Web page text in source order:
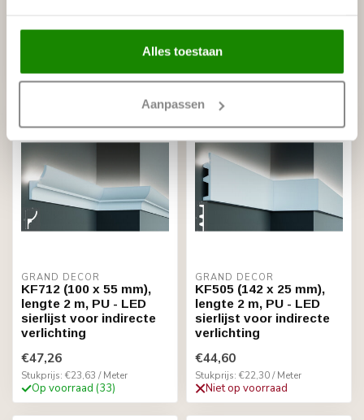
Alles toestaan
Aanpassen
Niet op voorraad
€39,20
Op voorraad (31)
GRAND DECOR
KF712 (100 x 55 mm),
lengte 2 m, PU - LED
sierlijst voor indirecte
verlichting
€47,26
Stukprijs: €23,63 / Meter
Op voorraad (33)
GRAND DECOR
KF505 (142 x 25 mm),
lengte 2 m, PU - LED
sierlijst voor indirecte
verlichting
€44,60
Stukprijs: €22,30 / Meter
Niet op voorraad